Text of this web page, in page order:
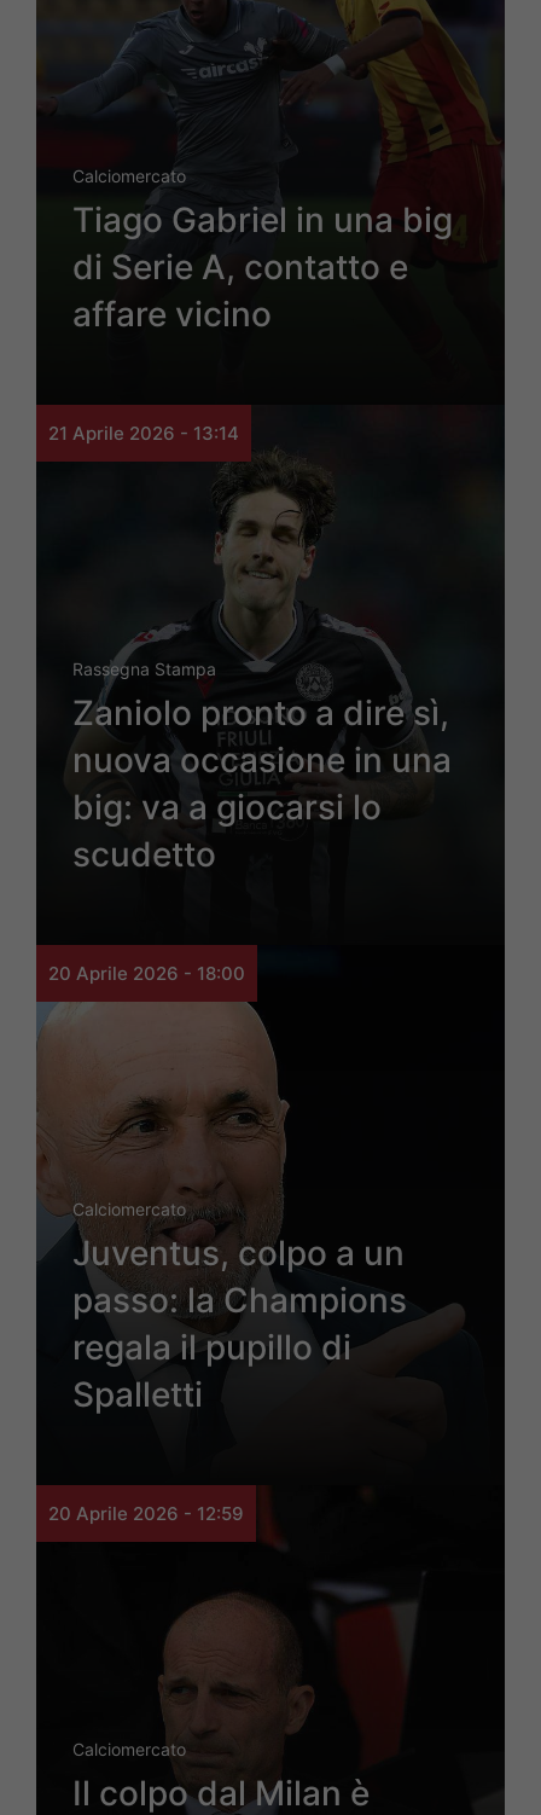
Calciomercato
Tiago Gabriel in una big
di Serie A, contatto e
affare vicino
21 Aprile 2026 - 13:14
Rassegna Stampa
Zaniolo pronto a dire sì,
nuova occasione in una
big: va a giocarsi lo
scudetto
20 Aprile 2026 - 18:00
Calciomercato
Juventus, colpo a un
passo: la Champions
regala il pupillo di
Spalletti
20 Aprile 2026 - 12:59
Calciomercato
Il colpo dal Milan è